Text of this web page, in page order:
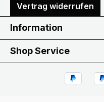
Vertrag widerrufen
Information
Shop Service